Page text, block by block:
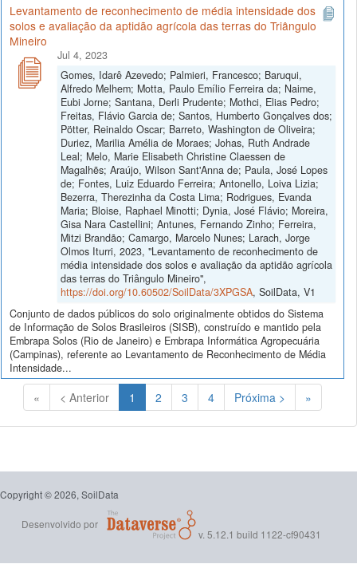
Levantamento de reconhecimento de média intensidade dos
solos e avaliação da aptidão agrícola das terras do Triângulo
Mineiro
Jul 4, 2023
Gomes, Idarê Azevedo; Palmieri, Francesco; Baruqui,
Alfredo Melhem; Motta, Paulo Emílio Ferreira da; Naime,
Eubi Jorne; Santana, Derli Prudente; Mothci, Elias Pedro;
Freitas, Flávio Garcia de; Santos, Humberto Gonçalves dos;
Pötter, Reinaldo Oscar; Barreto, Washington de Oliveira;
Duriez, Marilia Amélia de Moraes; Johas, Ruth Andrade
Leal; Melo, Marie Elisabeth Christine Claessen de
Magalhẽs; Araújo, Wilson Sant'Anna de; Paula, José Lopes
de; Fontes, Luiz Eduardo Ferreira; Antonello, Loiva Lizia;
Bezerra, Therezinha da Costa Lima; Rodrigues, Evanda
Maria; Bloise, Raphael Minotti; Dynia, José Flávio; Moreira,
Gisa Nara Castellini; Antunes, Fernando Zinho; Ferreira,
Mitzi Brandão; Camargo, Marcelo Nunes; Larach, Jorge
Olmos Iturri, 2023, "Levantamento de reconhecimento de
média intensidade dos solos e avaliação da aptidão agrícola
das terras do Triângulo Mineiro",
https://doi.org/10.60502/SoilData/3XPGSA, SoilData, V1
Conjunto de dados públicos do solo originalmente obtidos do Sistema
de Informação de Solos Brasileiros (SISB), construído e mantido pela
Embrapa Solos (Rio de Janeiro) e Embrapa Informática Agropecuária
(Campinas), referente ao Levantamento de Reconhecimento de Média
Intensidade...
« < Anterior 1 (Atual)
2 3 4 Próxima > »
Copyright © 2026, SoilData
Desenvolvido por
v. 5.12.1 build 1122-cf90431